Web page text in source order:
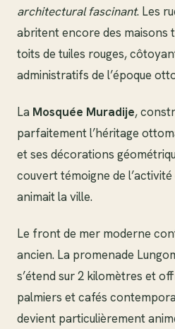
architectural fascinant. Les
abritent encore des maisons
toits de tuiles rouges,
administratifs de l’époque
La Mosquée Muradije,
parfaitement l’héritage
et ses décorations
couvert témoigne de
animait la ville.
Le front de mer moderne
ancien. La promenade
s’étend sur 2 kilomètres et
palmiers et cafés
devient particulièrement